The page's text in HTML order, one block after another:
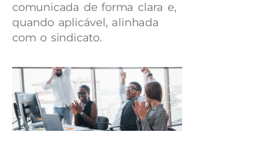
comunicada de forma clara e,
quando aplicável, alinhada
com o sindicato.